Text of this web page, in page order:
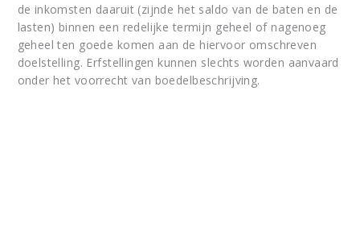
de inkomsten daaruit (zijnde het saldo van de baten en de
lasten) binnen een redelijke termijn geheel of nagenoeg
geheel ten goede komen aan de hiervoor omschreven
doelstelling. Erfstellingen kunnen slechts worden aanvaard
onder het voorrecht van boedelbeschrijving.